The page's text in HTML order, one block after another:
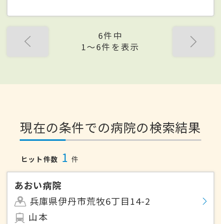
6件中
1〜6件を表示
現在の条件での病院の検索結果
ヒット件数 1 件
あおい病院
兵庫県伊丹市荒牧6丁目14-2
山本